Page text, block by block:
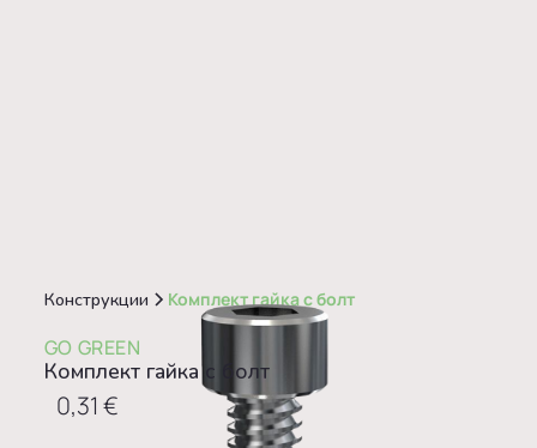
Конструкции Комплект гайка с болт
GO GREEN
Комплект гайка с болт
0,31 €